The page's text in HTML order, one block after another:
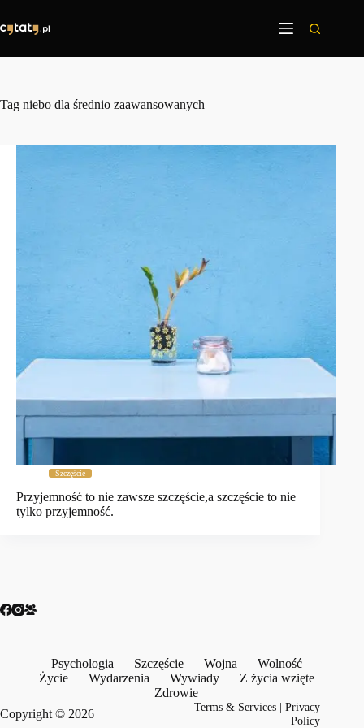
treści
Tag niebo dla średnio zaawansowanych
Szczęście
Przyjemność to nie zawsze szczęście,a szczęście to nie
tylko przyjemność.
Psychologia Szczęście Wojna
Wolność
Życie
Wydarzenia Wywiady
Z życia wzięte
Zdrowie
Copyright © 2026
Terms & Services |Privacy
Policy